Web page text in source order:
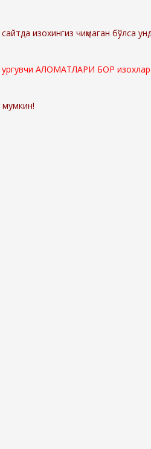
изохингиз чиқмаган бўлса
АЛОМАТЛАРИ БОР изохлар
мумкин!